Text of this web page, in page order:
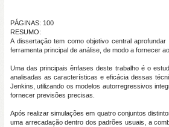
PÁGINAS: 100
RESUMO:
A dissertação tem como objetivo central
ferramenta principal de análise, de modo a fornecer
Uma das principais ênfases deste trabalho é o
analisadas as características e eficácia dessas
Jenkins, utilizando os modelos autorregressivos
fornecer previsões precisas.
Após realizar simulações em quatro conjuntos
uma arrecadação dentro dos padrões usuais, a